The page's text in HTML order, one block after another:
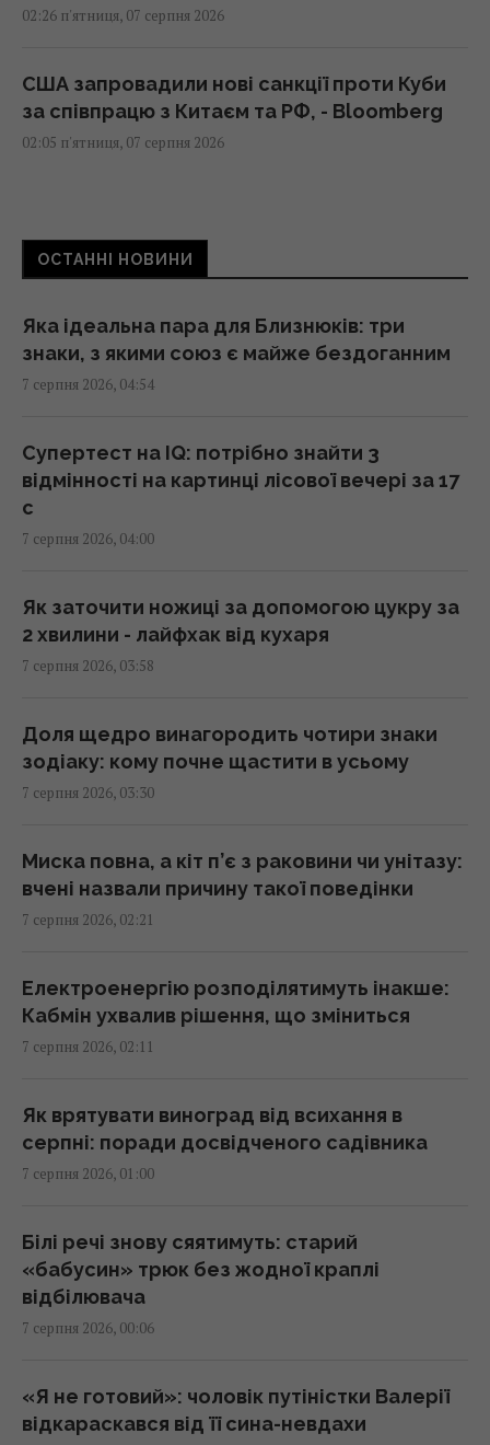
02:26 п'ятниця, 07 серпня 2026
США запровадили нові санкції проти Куби
за співпрацю з Китаєм та РФ, - Bloomberg
02:05 п'ятниця, 07 серпня 2026
названо простий предмет у салоні, що
може допомогти
"Достатньо, щоб вижити, а не перемогти":
ексчиновниця НАТО про надання ракет
01:19 п'ятниця, 07 серпня 2026
Одне налаштування, яке варто змінити всім
власникам нових телевізорів
"Нам самим потрібні": Трамп відреагував на
прохання Зеленського надати ракети до
00:22 п'ятниця, 07 серпня 2026
Вчені виявили відбитки пальців на кераміці
23:58 четвер, 06 серпня 2026
Атака дронів на Москву: аналітики оцінили
23:39 четвер, 06 серпня 2026
Жінки з дипломами частіше обирають
дослідження
23:24 четвер, 06 серпня 2026
годинник, - Newsweek
23:07 четвер, 06 серпня 2026
Корецький анонсував збільшення
22:53 четвер, 06 серпня 2026
ОСТАННІ НОВИНИ
Яка ідеальна пара для Близнюків: три
знаки, з якими союз є майже бездоганним
7 серпня 2026, 04:54
Супертест на IQ: потрібно знайти 3
відмінності на картинці лісової вечері за 17
с
7 серпня 2026, 04:00
Як заточити ножиці за допомогою цукру за
2 хвилини - лайфхак від кухаря
7 серпня 2026, 03:58
Доля щедро винагородить чотири знаки
зодіаку: кому почне щастити в усьому
7 серпня 2026, 03:30
Миска повна, а кіт п’є з раковини чи унітазу:
вчені назвали причину такої поведінки
7 серпня 2026, 02:21
Електроенергію розподілятимуть інакше:
Кабмін ухвалив рішення, що зміниться
7 серпня 2026, 02:11
Як врятувати виноград від всихання в
серпні: поради досвідченого садівника
7 серпня 2026, 01:00
Білі речі знову сяятимуть: старий
«бабусин» трюк без жодної краплі
відбілювача
7 серпня 2026, 00:06
«Я не готовий»: чоловік путіністки Валерії
відкараскався від її сина-невдахи